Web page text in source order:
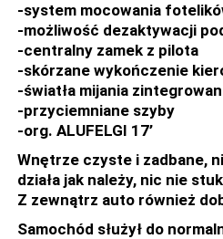
-system mocowania
-możliwość dezaktywacji
-centralny zamek z pilota
-skórzane wykończenie
-światła mijania
-przyciemniane szyby
-org. ALUFELGI 17’
Wnętrze czyste i zadbane,
działa jak należy, nic nie
Z zewnątrz auto również
Samochód służył do